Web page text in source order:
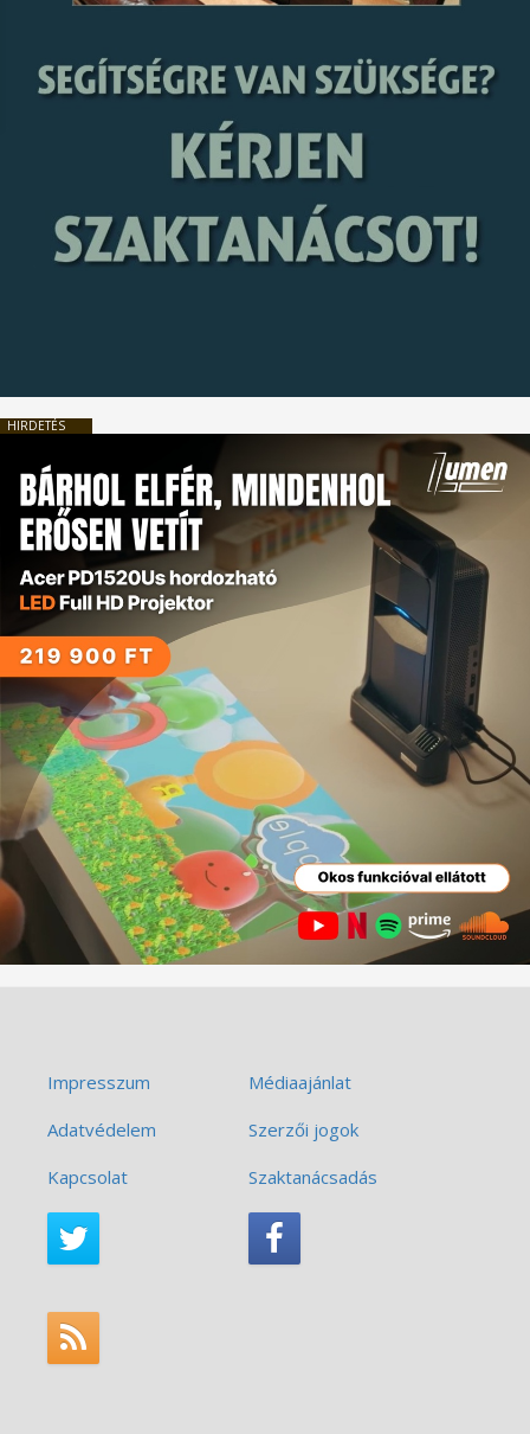
HIRDETÉS
Impresszum
Médiaajánlat
Adatvédelem
Szerzői jogok
Kapcsolat
Szaktanácsadás